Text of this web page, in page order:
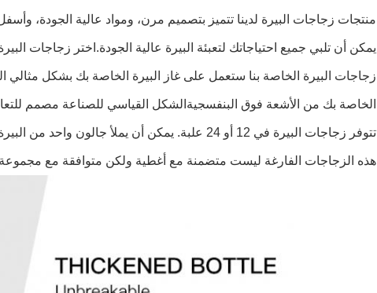
منتجات زجاجات البيرة لدينا تتميز بتصميم مرن، ومواد عالية الجودة،
يمكن أن تلبي جميع احتياجاتك لتعبئة البيرة عالية الجودة.اختر زجاجات
زجاجات البيرة الخاصة بنا ستعمل على غاز البيرة الخاصة بك بشكل مثالي
الخاصة بك من الأشعة فوق البنفسجيةالشكل القياسي للصناعة مصمم
تتوفر زجاجات البيرة في 12 أو 24 علبة. يمكن أن يملأ جالون واحد من البيرة حوالي 10 زجاجات.
هذه الزجاجات الفارغة ليست متضمنة مع أغطية ولكن متوافقة مع مجموعة